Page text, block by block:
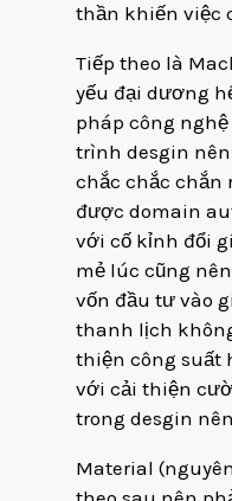
thần khiến việc
Tiếp theo là
yếu đại dương
pháp công
trình desgin
chắc chắc chắn
được domain
với cố kỉnh đổi
mẻ lúc cũng
vốn đầu tư vào
thanh lịch
thiện công suất
với cải thiện
trong desgin
Material